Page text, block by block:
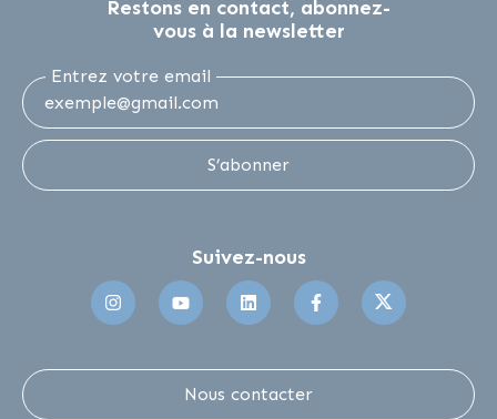
Restons en contact, abonnez-
vous à la newsletter
Entrez votre email
S’abonner
Suivez-nous
Suivez-nous sur Instagram
Suivez-nous sur Youtube
Suivez-nous sur Linkedin
Suivez-nous sur
Nous contacter